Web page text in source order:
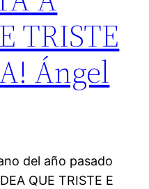
TRISTE
Ángel
del año pasado
QUE TRISTE E